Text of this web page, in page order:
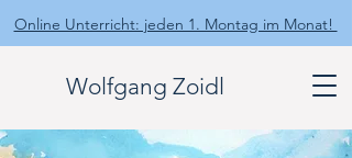
Online Unterricht: jeden 1. Montag im Monat!
Wolfgang Zoidl